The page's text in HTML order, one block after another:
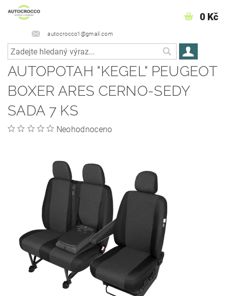
autocrocco1@gmail.com
0 Kč
AUTOPOTAH "KEGEL" PEUGEOT
BOXER ARES CERNO-SEDY
SADA 7 KS
Neohodnoceno